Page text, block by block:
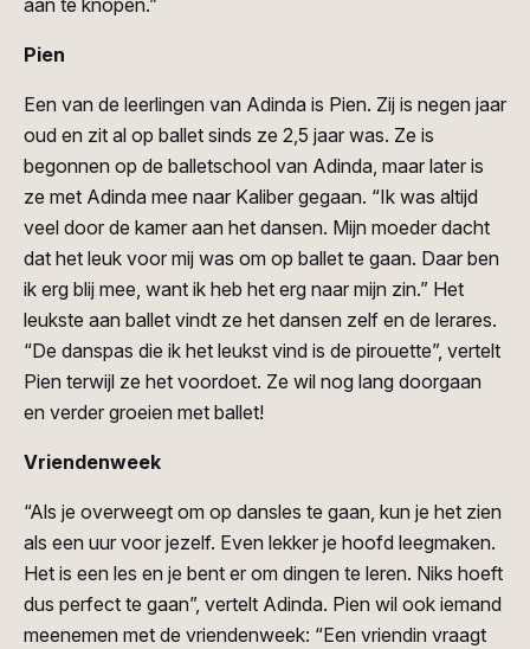
aan te knopen.”
Pien
Een van de leerlingen van Adinda is Pien. Zij is negen jaar
oud en zit al op ballet sinds ze 2,5 jaar was. Ze is
begonnen op de balletschool van Adinda, maar later is
ze met Adinda mee naar Kaliber gegaan. “Ik was altijd
veel door de kamer aan het dansen. Mijn moeder dacht
dat het leuk voor mij was om op ballet te gaan. Daar ben
ik erg blij mee, want ik heb het erg naar mijn zin.” Het
leukste aan ballet vindt ze het dansen zelf en de lerares.
“De danspas die ik het leukst vind is de pirouette”, vertelt
Pien terwijl ze het voordoet. Ze wil nog lang doorgaan
en verder groeien met ballet!
Vriendenweek
“Als je overweegt om op dansles te gaan, kun je het zien
als een uur voor jezelf. Even lekker je hoofd leegmaken.
Het is een les en je bent er om dingen te leren. Niks hoeft
dus perfect te gaan”, vertelt Adinda. Pien wil ook iemand
meenemen met de vriendenweek: “Een vriendin vraagt